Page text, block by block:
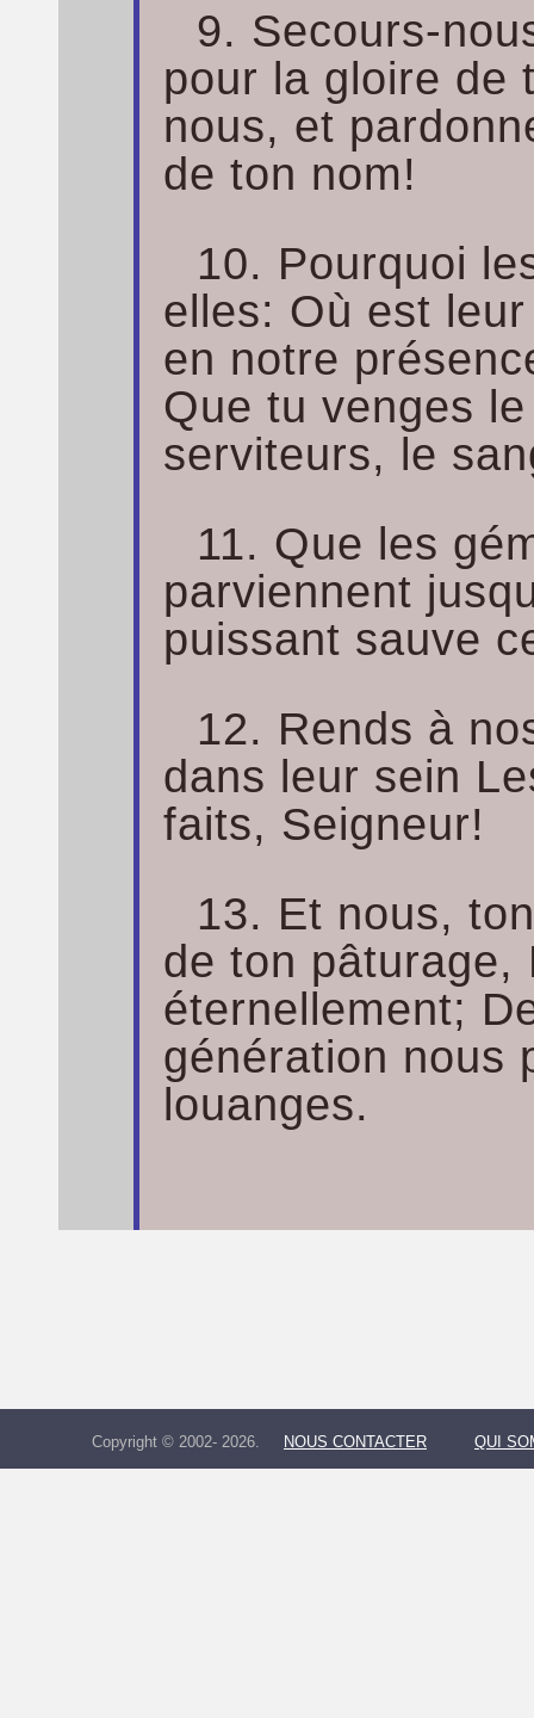
9. Secours-
pour la gloire de
nous, et
de ton nom!
10. Pourquoi
elles: Où est
en notre
Que tu venges
serviteurs, le
11. Que les
parviennent
puissant sauve
12. Rends à
dans leur sein
faits, Seigneur!
13. Et nous,
de ton pâturage,
éternellement;
génération nous
louanges.
Copyright © 2002- 2026. NOUS CONTACTER QUI